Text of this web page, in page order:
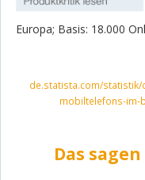
Europa; Basis: 18.000
de.statista.com/
mobiltelefons-im-
Das